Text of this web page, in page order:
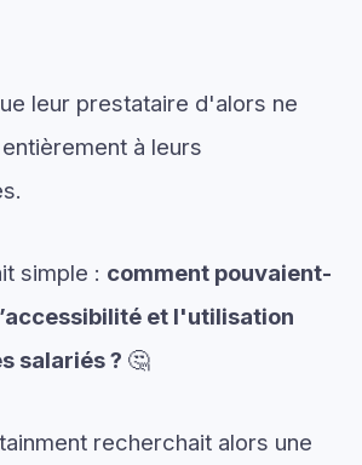
leur prestataire d'alors ne
à leurs
simple : comment pouvaient-
et l'utilisation
salariés ? 🤔
recherchait alors une